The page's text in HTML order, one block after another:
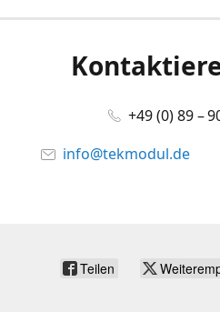
+49 (0) 89 –
info@tekmodul.de
Teilen